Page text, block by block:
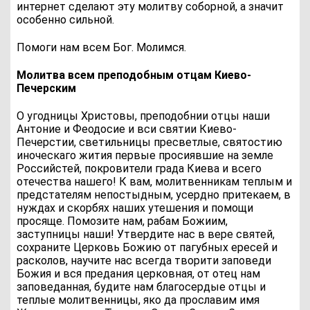
интернет сделают эту молитву соборной, а значит
особенно сильной.
Помоги нам всем Бог. Молимся.
Молитва всем преподобным отцам Киево-
Печерским
О угодницы Христовы, преподобнии отцы наши
Антоние и Феодосие и вси святии Киево-
Печерстии, светильницы пресветлые, святостию
иноческаго жития первые просиявшие на земле
Российстей, покровители града Киева и всего
отечества нашего! К вам, молитвенникам теплым и
предстателям непостыдным, усердно притекаем, в
нуждах и скорбях наших утешения и помощи
просяще. Помозите нам, рабам Божиим,
заступницы наши! Утвердите нас в вере свя­тей,
сохраните Церковь Божию от пагубных ересей и
расколов, научите нас всегда творити заповеди
Божия и вся предания церковная, от отец нам
заповеданная, будите нам благосердые отцы и
теплые молитвенницы, яко да прославим имя